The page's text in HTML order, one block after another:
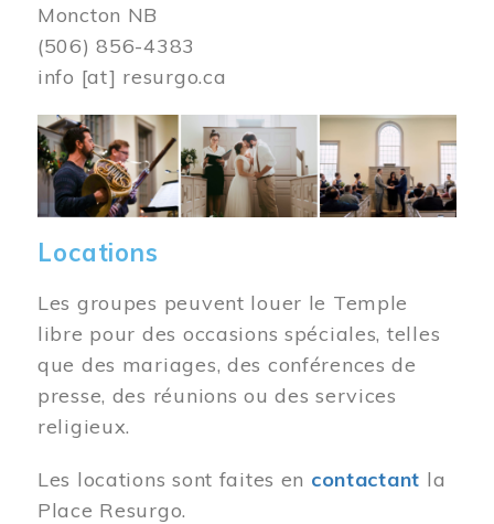
Moncton NB
(506) 856-4383
info [at] resurgo.ca
Image
Locations
Les groupes peuvent louer le Temple
libre pour des occasions spéciales, telles
que des mariages, des conférences de
presse, des réunions ou des services
religieux.
Les locations sont faites en contactant la
Place Resurgo.